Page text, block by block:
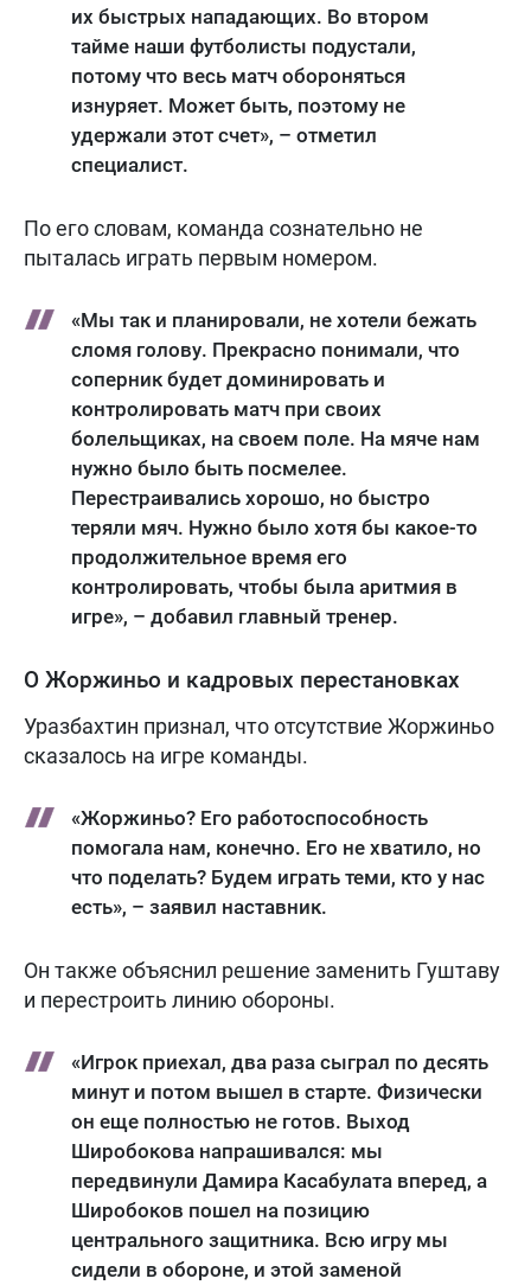
их быстрых нападающих. Во втором
тайме наши футболисты подустали,
потому что весь матч обороняться
изнуряет. Может быть, поэтому не
удержали этот счет», – отметил
специалист.
По его словам, команда сознательно не
пыталась играть первым номером.
«Мы так и планировали, не хотели бежать
сломя голову. Прекрасно понимали, что
соперник будет доминировать и
контролировать матч при своих
болельщиках, на своем поле. На мяче нам
нужно было быть посмелее.
Перестраивались хорошо, но быстро
теряли мяч. Нужно было хотя бы какое-то
продолжительное время его
контролировать, чтобы была аритмия в
игре», – добавил главный тренер.
О Жоржиньо и кадровых перестановках
Уразбахтин признал, что отсутствие Жоржиньо
сказалось на игре команды.
«Жоржиньо? Его работоспособность
помогала нам, конечно. Его не хватило, но
что поделать? Будем играть теми, кто у нас
есть», – заявил наставник.
Он также объяснил решение заменить Гуштаву
и перестроить линию обороны.
«Игрок приехал, два раза сыграл по десять
минут и потом вышел в старте. Физически
он еще полностью не готов. Выход
Широбокова напрашивался: мы
передвинули Дамира Касабулата вперед, а
Широбоков пошел на позицию
центрального защитника. Всю игру мы
сидели в обороне, и этой заменой